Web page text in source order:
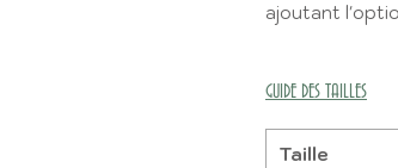
ajoutant
GUIDE DES TAILLES
Taille